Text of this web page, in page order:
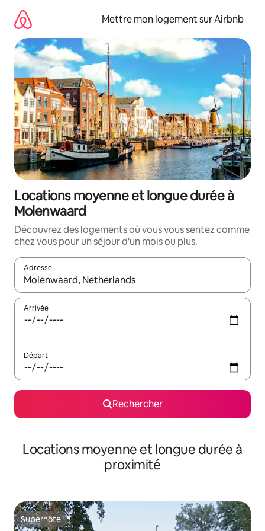
directement
contenu
Mettre mon logement sur Airbnb
Locations moyenne et longue durée à
Molenwaard
Découvrez des logements où vous vous sentez comme
chez vous pour un séjour d'un mois ou plus.
Adresse
Lorsque les résultats s'affichent, utilisez les flèches vers le
Arrivée
Départ
Rechercher
Locations moyenne et longue durée à
proximité
Superhôte
Superhôte